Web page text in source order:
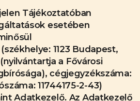
Tájékoztatóban
esetében
1123 Budapest,
a Fővárosi
cégjegyzékszáma:
11744175-2-43)
Adatkezelő. Az Adatkezelő